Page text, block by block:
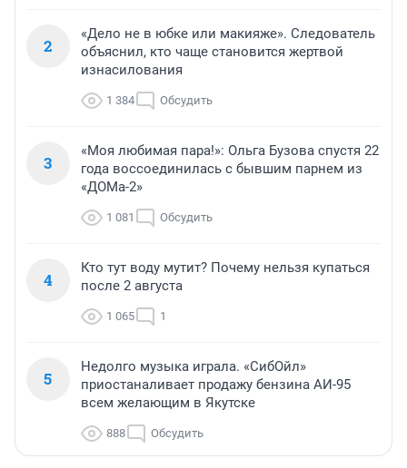
2
«Дело не в юбке или макияже». Следователь
объяснил, кто чаще становится жертвой
изнасилования
1 384 Обсудить
3
«Моя любимая пара!»: Ольга Бузова спустя 22
года воссоединилась с бывшим парнем из
«ДОМа-2»
1 081 Обсудить
4
Кто тут воду мутит? Почему нельзя купаться
после 2 августа
1 065 1
5
Недолго музыка играла. «СибОйл»
приостаналивает продажу бензина АИ-95
всем желающим в Якутске
888 Обсудить